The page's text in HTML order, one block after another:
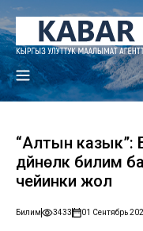
“Алтын казык”:
дүйнөлүк билим
чейинки жол
Билим 3433 01 Сентябрь